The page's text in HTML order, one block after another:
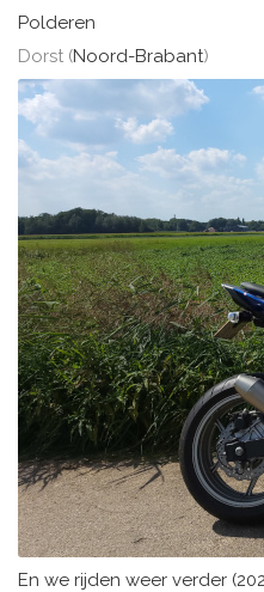
Polderen
Dorst (Noord-Brabant)
En we rijden weer verder